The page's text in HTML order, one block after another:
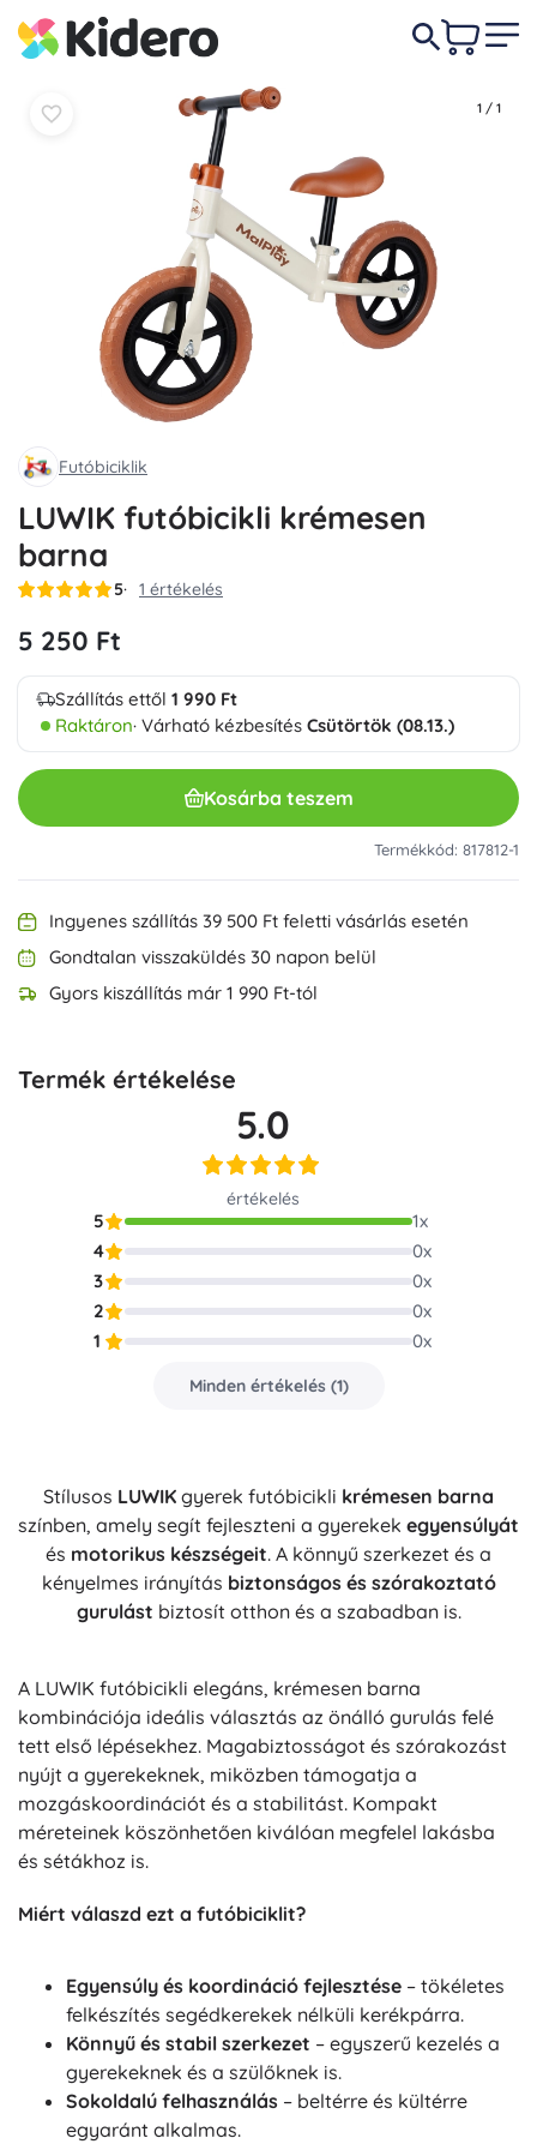
1 / 1
Futóbiciklik
LUWIK futóbicikli krémesen
barna
5 1 értékelés
5 250 Ft
Szállítás ettől 1 990 Ft
Raktáron· Várható kézbesítés Csütörtök (08.13.)
Kosárba teszem
Termékkód: 817812-1
Ingyenes szállítás 39 500 Ft feletti vásárlás esetén
Gondtalan visszaküldés 30 napon belül
Gyors kiszállítás már 1 990 Ft-tól
Termék értékelése
5.0
értékelés
5 1x
4
0x
3
0x
2
0x
1
0x
Minden értékelés(1)
Stílusos LUWIK gyerek futóbicikli krémesen barna
színben, amely segít fejleszteni a gyerekek egyensúlyát
és motorikus készségeit. A könnyű szerkezet és a
kényelmes irányítás biztonságos és szórakoztató
gurulást biztosít otthon és a szabadban is.
A LUWIK futóbicikli elegáns, krémesen barna
kombinációja ideális választás az önálló gurulás felé
tett első lépésekhez. Magabiztosságot és szórakozást
nyújt a gyerekeknek, miközben támogatja a
mozgáskoordinációt és a stabilitást. Kompakt
méreteinek köszönhetően kiválóan megfelel lakásba
és sétákhoz is.
Miért válaszd ezt a futóbiciklit?
Egyensúly és koordináció fejlesztése – tökéletes
felkészítés segédkerekek nélküli kerékpárra.
Könnyű és stabil szerkezet – egyszerű kezelés a
gyerekeknek és a szülőknek is.
Sokoldalú felhasználás – beltérre és kültérre
egyaránt alkalmas.
5 250 Ft Kosárba